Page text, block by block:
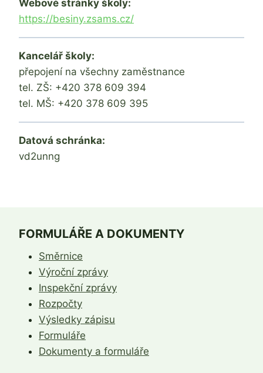
Webové stránky školy:
https://besiny.zsams.cz/
Kancelář školy:
přepojení na všechny zaměstnance
tel. ZŠ: +420 378 609 394
tel. MŠ: +420 378 609 395
Datová schránka:
vd2unng
FORMULÁŘE A DOKUMENTY
Směrnice
Výroční zprávy
Inspekční zprávy
Rozpočty
Výsledky zápisu
Formuláře
Dokumenty a formuláře